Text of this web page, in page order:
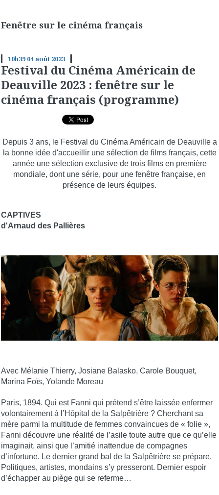
Fenêtre sur le cinéma français
10h39 04 août 2023
Festival du Cinéma Américain de
Deauville 2023 : fenêtre sur le
cinéma français (programme)
Depuis 3 ans, le Festival du Cinéma Américain de Deauville a
la bonne idée d'accueillir une sélection de films français, cette
année une sélection exclusive de trois films en première
mondiale, dont une série, pour une fenêtre française, en
présence de leurs équipes.
CAPTIVES
d'Arnaud des Pallières
Avec Mélanie Thierry, Josiane Balasko, Carole Bouquet,
Marina Foïs, Yolande Moreau
Paris, 1894. Qui est Fanni qui prétend s’être laissée enfermer
volontairement à l’Hôpital de la Salpêtrière ? Cherchant sa
mère parmi la multitude de femmes convaincues de « folie »,
Fanni découvre une réalité de l’asile toute autre que ce qu’elle
imaginait, ainsi que l’amitié inattendue de compagnes
d’infortune. Le dernier grand bal de la Salpêtrière se prépare.
Politiques, artistes, mondains s’y presseront. Dernier espoir
d’échapper au piège qui se referme…